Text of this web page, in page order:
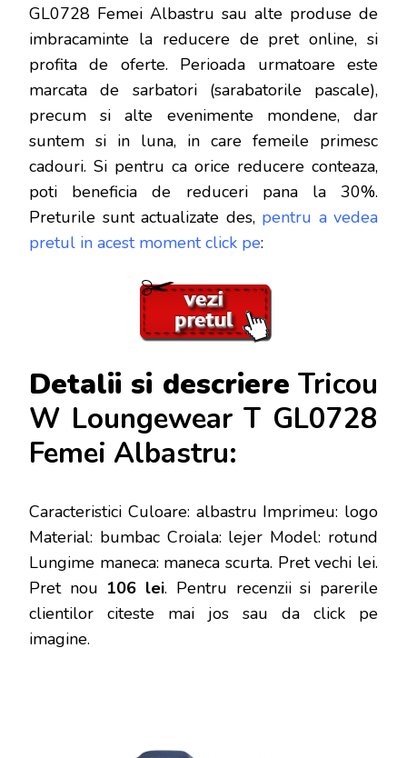
GL0728 Femei Albastru sau alte produse de
imbracaminte la reducere de pret online, si
profita de oferte. Perioada urmatoare este
marcata de sarbatori (sarabatorile pascale),
precum si alte evenimente mondene, dar
suntem si in luna, in care femeile primesc
cadouri. Si pentru ca orice reducere conteaza,
poti beneficia de reduceri pana la 30%.
Preturile sunt actualizate des, pentru a vedea
pretul in acest moment click pe:
Detalii si descriere Tricou
W Loungewear T GL0728
Femei Albastru:
Caracteristici Culoare: albastru Imprimeu: logo
Material: bumbac Croiala: lejer Model: rotund
Lungime maneca: maneca scurta. Pret vechi lei.
Pret nou 106 lei. Pentru recenzii si parerile
clientilor citeste mai jos sau da click pe
imagine.